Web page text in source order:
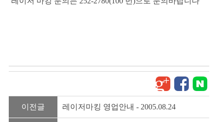
이전글 레이저마킹 영업안내 - 2005.08.24